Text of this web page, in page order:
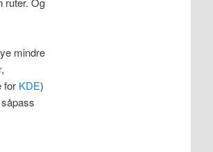
mindre
,
for KDE)